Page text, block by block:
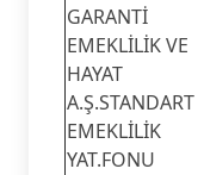
GARANTİ
EMEKLİLİK VE
HAYAT
A.Ş.STANDART
EMEKLİLİK
YAT.FONU